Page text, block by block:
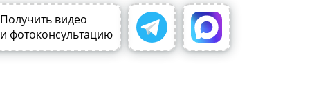
Получить видео
и фотоконсультацию